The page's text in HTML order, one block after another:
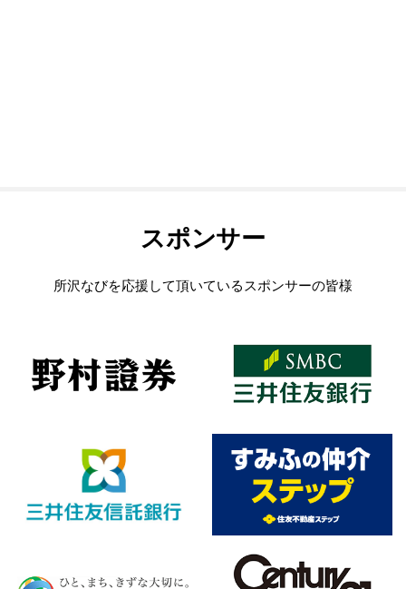
スポンサー
所沢なびを応援して頂いているスポンサーの皆様